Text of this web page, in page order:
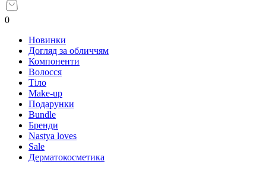
0
Новинки
Догляд за обличчям
Компоненти
Волосся
Тіло
Make-up
Подарунки
Bundle
Бренди
Nastya loves
Sale
Дерматокосметика